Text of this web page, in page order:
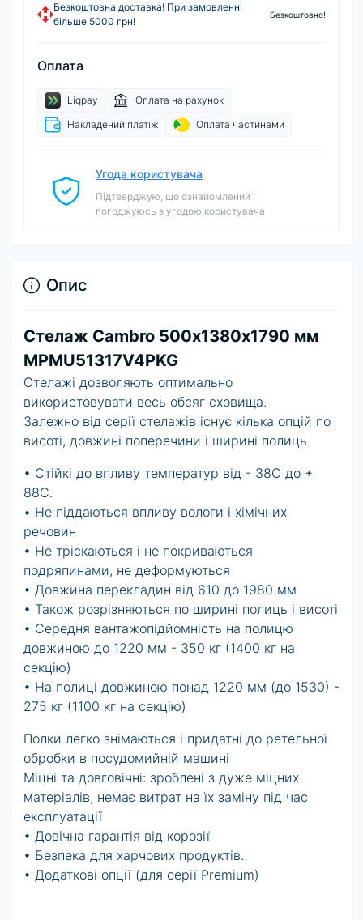
Безкоштовна доставка! При замовленні
більше 5000 грн!
Безкоштовно!
Оплата
Liqpay
Оплата на рахунок
Накладений платіж
Оплата частинами
Угода користувача
Підтверджую, що ознайомлений і
погоджуюсь з угодою користувача
Опис
Стелаж Cambro 500х1380х1790 мм
MPMU51317V4PKG
Стелажі дозволяють оптимально
використовувати весь обсяг сховища.
Залежно від серії стелажів існує кілька опцій по
висоті, довжині поперечини і ширині полиць
• Стійкі до впливу температур від - 38C до +
88C.
• Не піддаються впливу вологи і хімічних
речовин
• Не тріскаються і не покриваються
подряпинами, не деформуються
• Довжина перекладин від 610 до 1980 мм
• Також розрізняються по ширині полиць і висоті
• Середня вантажопідйомність на полицю
довжиною до 1220 мм - 350 кг (1400 кг на
секцію)
• На полиці довжиною понад 1220 мм (до 1530) -
275 кг (1100 кг на секцію)
Полки легко знімаються і придатні до ретельної
обробки в посудомийній машині
Міцні та довговічні: зроблені з дуже міцних
матеріалів, немає витрат на їх заміну під час
експлуатації
• Довічна гарантія від корозії
• Безпека для харчових продуктів.
• Додаткові опції (для серії Premium)